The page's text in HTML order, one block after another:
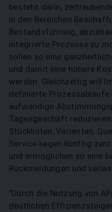
besteht darin,
in den Bereichen
Bestandsführung,
integrierte Prozesse zu
sollen so eine
und damit eine höhere
werden. Gleichzeitig will
definierte Prozessabläufe
aufwändige
Tagesgeschäft
Stücklisten, Varianten,
Service liegen künftig
und ermöglichen so eine
Rückmeldungen und
"Durch die Nutzung von
deutlichen